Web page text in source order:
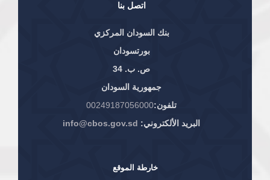
اتصل بنا
بنك السودان المركزي
بورتسودان
ص. ب. 34
جمهورية السودان
تلفون:00249187056000
البريد الألكتروني: info@cbos.gov.sd
خارطة الموقع